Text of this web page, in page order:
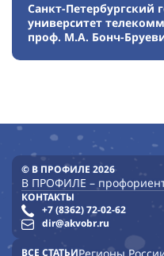
Санкт-Петербургский
университет
проф. М.А. Бонч-
© В ПРОФИЛЕ 2026
В ПРОФИЛЕ –
КОНТАКТЫ
+7 (8362) 72-02-62
dir@akvobr.ru
ВСЕ СТАТЬИ